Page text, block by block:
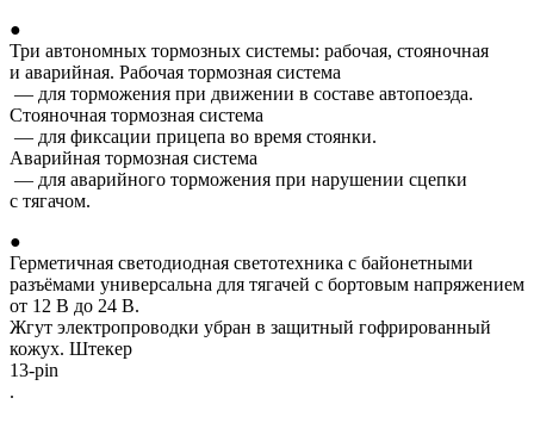
●
Три автономных тормозных системы: рабочая, стояночная
и аварийная. Рабочая тормозная система
— для торможения при движении в составе автопоезда.
Стояночная тормозная система
— для фиксации прицепа во время стоянки.
Аварийная тормозная система
— для аварийного торможения при нарушении сцепки
с тягачом.
●
Герметичная светодиодная светотехника с байонетными
разъёмами универсальна для тягачей с бортовым напряжением
от 12 В до 24 В.
Жгут электропроводки убран в защитный гофрированный
кожух. Штекер
13-pin
.